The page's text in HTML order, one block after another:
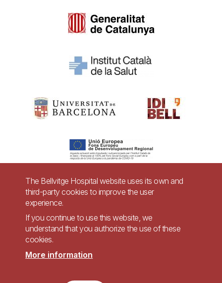
Pie
página
Accessibility Legal warning
The Bellvitge Hospital website uses its own and
third-party cookies to improve the user
experience.
If you continue to use this website, we
understand that you authorize the use of these
cookies.
More information